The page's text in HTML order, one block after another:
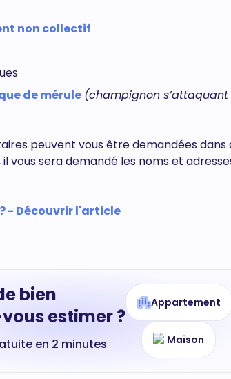
non collectif
de mérule (champignon
peuvent vous être demandées dans
il vous sera demandé les noms et
- Découvrir l'article
bien
estimer ?
en 2 minutes
Appartement
Maison